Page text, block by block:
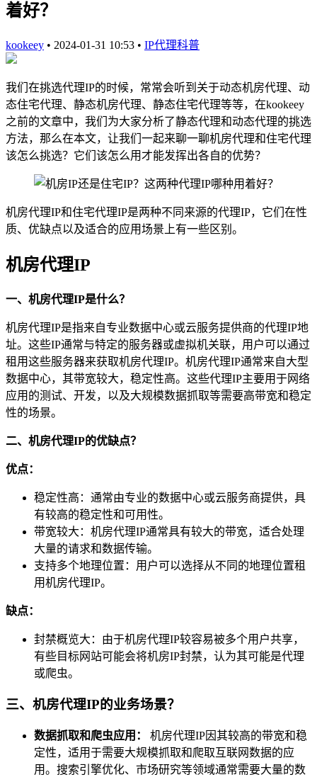
着好？
kookeey • 2024-01-31 10:53 • IP代理科普
我们在挑选代理IP的时候，常常会听到关于动态机房代理、动
态住宅代理、静态机房代理、静态住宅代理等等，在kookeey
之前的文章中，我们为大家分析了静态代理和动态代理的挑选
方法，那么在本文，让我们一起来聊一聊机房代理和住宅代理
该怎么挑选？它们该怎么用才能发挥出各自的优势？
机房代理IP和住宅代理IP是两种不同来源的代理IP，它们在性
质、优缺点以及适合的应用场景上有一些区别。
机房代理IP
一、机房代理IP是什么？
机房代理IP是指来自专业数据中心或云服务提供商的代理IP地
址。这些IP通常与特定的服务器或虚拟机关联，用户可以通过
租用这些服务器来获取机房代理IP。机房代理IP通常来自大型
数据中心，其带宽较大，稳定性高。这些代理IP主要用于网络
应用的测试、开发，以及大规模数据抓取等需要高带宽和稳定
性的场景。
二、机房代理IP的优缺点？
优点：
稳定性高：通常由专业的数据中心或云服务商提供，具
有较高的稳定性和可用性。
带宽较大：机房代理IP通常具有较大的带宽，适合处理
大量的请求和数据传输。
支持多个地理位置：用户可以选择从不同的地理位置租
用机房代理IP。
缺点：
封禁概览大：由于机房代理IP较容易被多个用户共享，
有些目标网站可能会将机房IP封禁，认为其可能是代理
或爬虫。
三、机房代理IP的业务场景？
数据抓取和爬虫应用：
机房代理IP因其较高的带宽和稳
定性，适用于需要大规模抓取和爬取互联网数据的应
用。搜索引擎优化、市场研究等领域通常需要大量的数